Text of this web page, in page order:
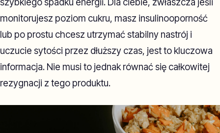
monitorujesz poziom cukru, masz insulinooporność
lub po prostu chcesz utrzymać stabilny nastrój i
uczucie sytości przez dłuższy czas, jest to kluczowa
informacja. Nie musi to jednak równać się całkowitej
rezygnacji z tego produktu.